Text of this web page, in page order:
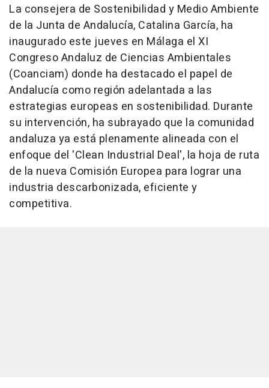
La consejera de Sostenibilidad y Medio Ambiente
de la Junta de Andalucía, Catalina García, ha
inaugurado este jueves en Málaga el XI
Congreso Andaluz de Ciencias Ambientales
(Coanciam) donde ha destacado el papel de
Andalucía como región adelantada a las
estrategias europeas en sostenibilidad. Durante
su intervención, ha subrayado que la comunidad
andaluza ya está plenamente alineada con el
enfoque del 'Clean Industrial Deal', la hoja de ruta
de la nueva Comisión Europea para lograr una
industria descarbonizada, eficiente y
competitiva.